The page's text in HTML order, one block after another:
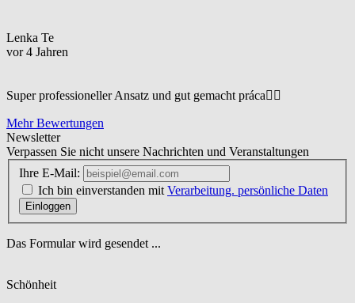
Lenka Te
vor 4 Jahren
Super professioneller Ansatz und gut gemacht práca☝🏼
Mehr Bewertungen
Newsletter
Verpassen Sie nicht unsere Nachrichten und Veranstaltungen
Ihre E-Mail:
Ich bin einverstanden mit Verarbeitung. persönliche Daten
Einloggen
Das Formular wird gesendet ...
Schönheit